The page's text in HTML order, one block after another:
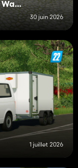
Volkswagen Crafter ELW 1 de BF Waldstetten
30 juin 2026
1 juillet 2026